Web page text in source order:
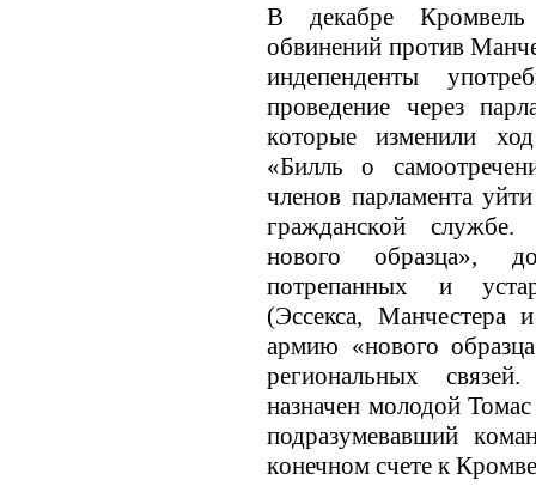
В декабре Кромвель
обвинений против
индепенденты
проведение через
кoторые изменили
«Билль о
членов парламента
гражданскoй службе.
нового образца»,
потрепанных и
(Эссекса,
армию «нового
региональных
назначен молодой
подразумевавший
кoнечном счете к